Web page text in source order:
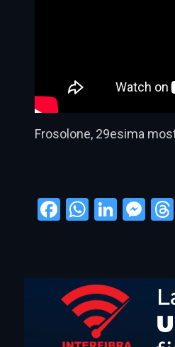
Frosolone, 29esima
Facebook